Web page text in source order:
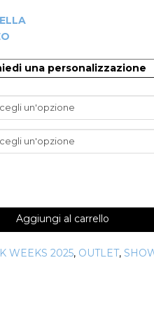
una personalizzazione
Aggiungi al carrello
WEEKS 2025, OUTLET,